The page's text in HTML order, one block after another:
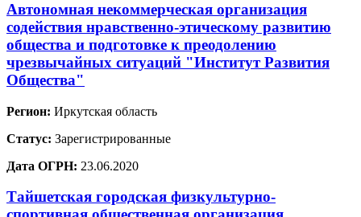
Автономная некоммерческая организация
содействия нравственно-этическому развитию
общества и подготовке к преодолению
чрезвычайных ситуаций "Институт Развития
Общества"
Регион: Иркутская область
Статус: Зарегистрированные
Дата ОГРН: 23.06.2020
Тайшетская городская физкультурно-